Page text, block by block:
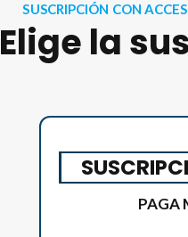
SUSCRIPCIÓN CON
Elige la
PAGA